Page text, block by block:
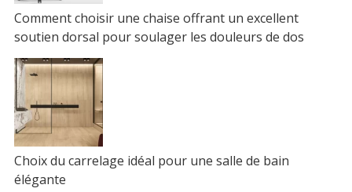
Comment choisir une chaise offrant un excellent
soutien dorsal pour soulager les douleurs de dos
Choix du carrelage idéal pour une salle de bain
élégante